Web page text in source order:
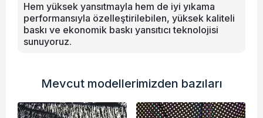
Hem yüksek yansıtmayla hem de iyi yıkama
performansıyla özelleştirilebilen, yüksek kaliteli
baskı ve ekonomik baskı yansıtıcı teknolojisi
sunuyoruz.
Mevcut modellerimizden bazıları